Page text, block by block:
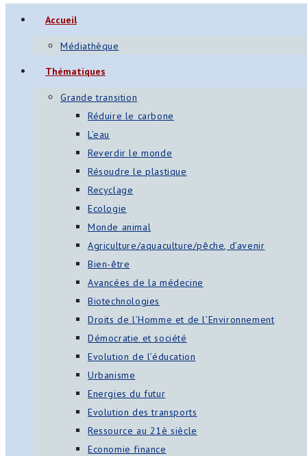
Accueil
Médiathèque
Thématiques
Grande transition
Réduire le carbone
L’eau
Reverdir le monde
Résoudre le plastique
Recyclage
Ecologie
Monde animal
Agriculture/aquaculture/pêche, d’avenir
Bien-être
Avancées de la médecine
Biotechnologies
Droits de l’Homme et de l’Environnement
Démocratie et société
Evolution de l’éducation
Urbanisme
Energies du futur
Evolution des transports
Ressource au 21è siècle
Economie finance